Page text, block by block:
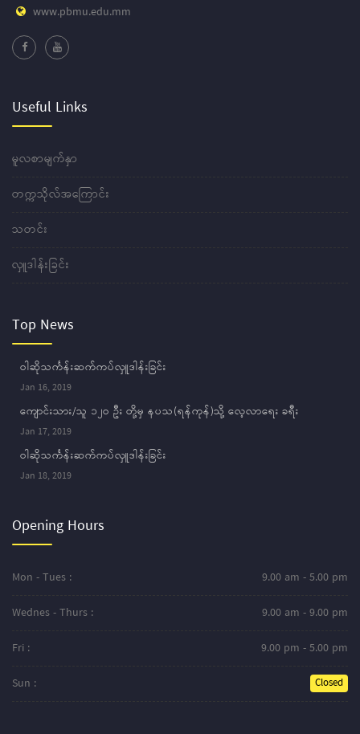
www.pbmu.edu.mm
Useful Links
မူလစာမျက်နှာ
တက္ကသိုလ်အကြောင်း
သတင်း
လှူဒါန်းခြင်း
Top News
ဝါဆိုသင်္ကန်းဆက်ကပ်လှူဒါန်းခြင်း
Jan 16, 2019
ကျောင်းသား/သူ ၁၂ဝ ဦး တို့မှ နပသ(ရန်ကုန်)သို့ လေ့လာရေး ခရီး
Jan 17, 2019
ဝါဆိုသင်္ကန်းဆက်ကပ်လှူဒါန်းခြင်း
Jan 18, 2019
Opening Hours
Mon - Tues :
9.00 am - 5.00 pm
Wednes - Thurs :
9.00 am - 9.00 pm
Fri :
9.00 pm - 5.00 pm
Sun :
Closed